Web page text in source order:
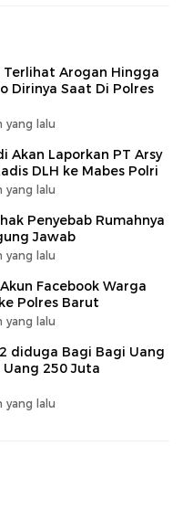
Terlihat Arogan Hingga
Dirinya Saat Di Polres
yang lalu
Akan Laporkan PT Arsy
DLH ke Mabes Polri
yang lalu
Penyebab Rumahnya
Jawab
yang lalu
Facebook Warga
Polres Barut
yang lalu
diduga Bagi Bagi Uang
250 Juta
yang lalu